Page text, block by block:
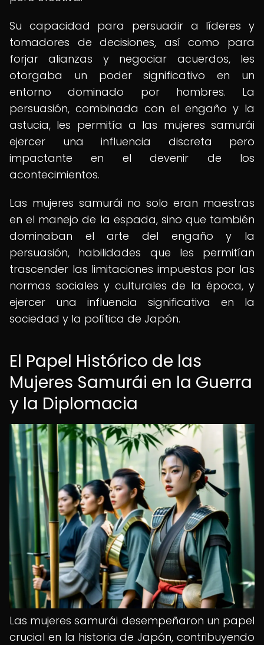
Su capacidad para persuadir a líderes y
tomadores de decisiones, así como para
forjar alianzas y negociar acuerdos, les
otorgaba un poder significativo en un
entorno dominado por hombres. La
persuasión, combinada con el engaño y la
astucia, les permitía a las mujeres samurái
ejercer una influencia discreta pero
impactante en el devenir de los
acontecimientos.
Las mujeres samurái no solo eran maestras
en el manejo de la espada, sino que también
dominaban el arte del engaño y la
persuasión, habilidades que les permitían
trascender las limitaciones impuestas por las
normas sociales y culturales de la época, y
ejercer una influencia significativa en la
sociedad y la política de Japón.
El Papel Histórico de las
Mujeres Samurái en la Guerra
y la Diplomacia
Las mujeres samurái desempeñaron un papel
crucial en la historia de Japón, contribuyendo